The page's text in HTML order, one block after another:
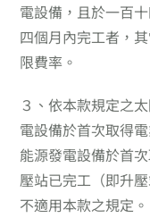
電設備，且於一百
四個月內完工者，
限費率。
３、依本款規定之
電設備於首次取得
能源發電設備於首
壓站已完工（即升
不適用本款之規定。